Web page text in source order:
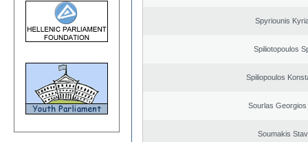
Spyriounis
Spiliotopoulos
Spiliopoulos
Sourlas Georgios
Soumakis